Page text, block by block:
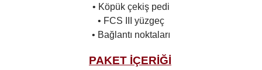
• Köpük çekiş pedi
• FCS III yüzgeç
• Bağlantı noktaları
PAKET İÇERİĞİ